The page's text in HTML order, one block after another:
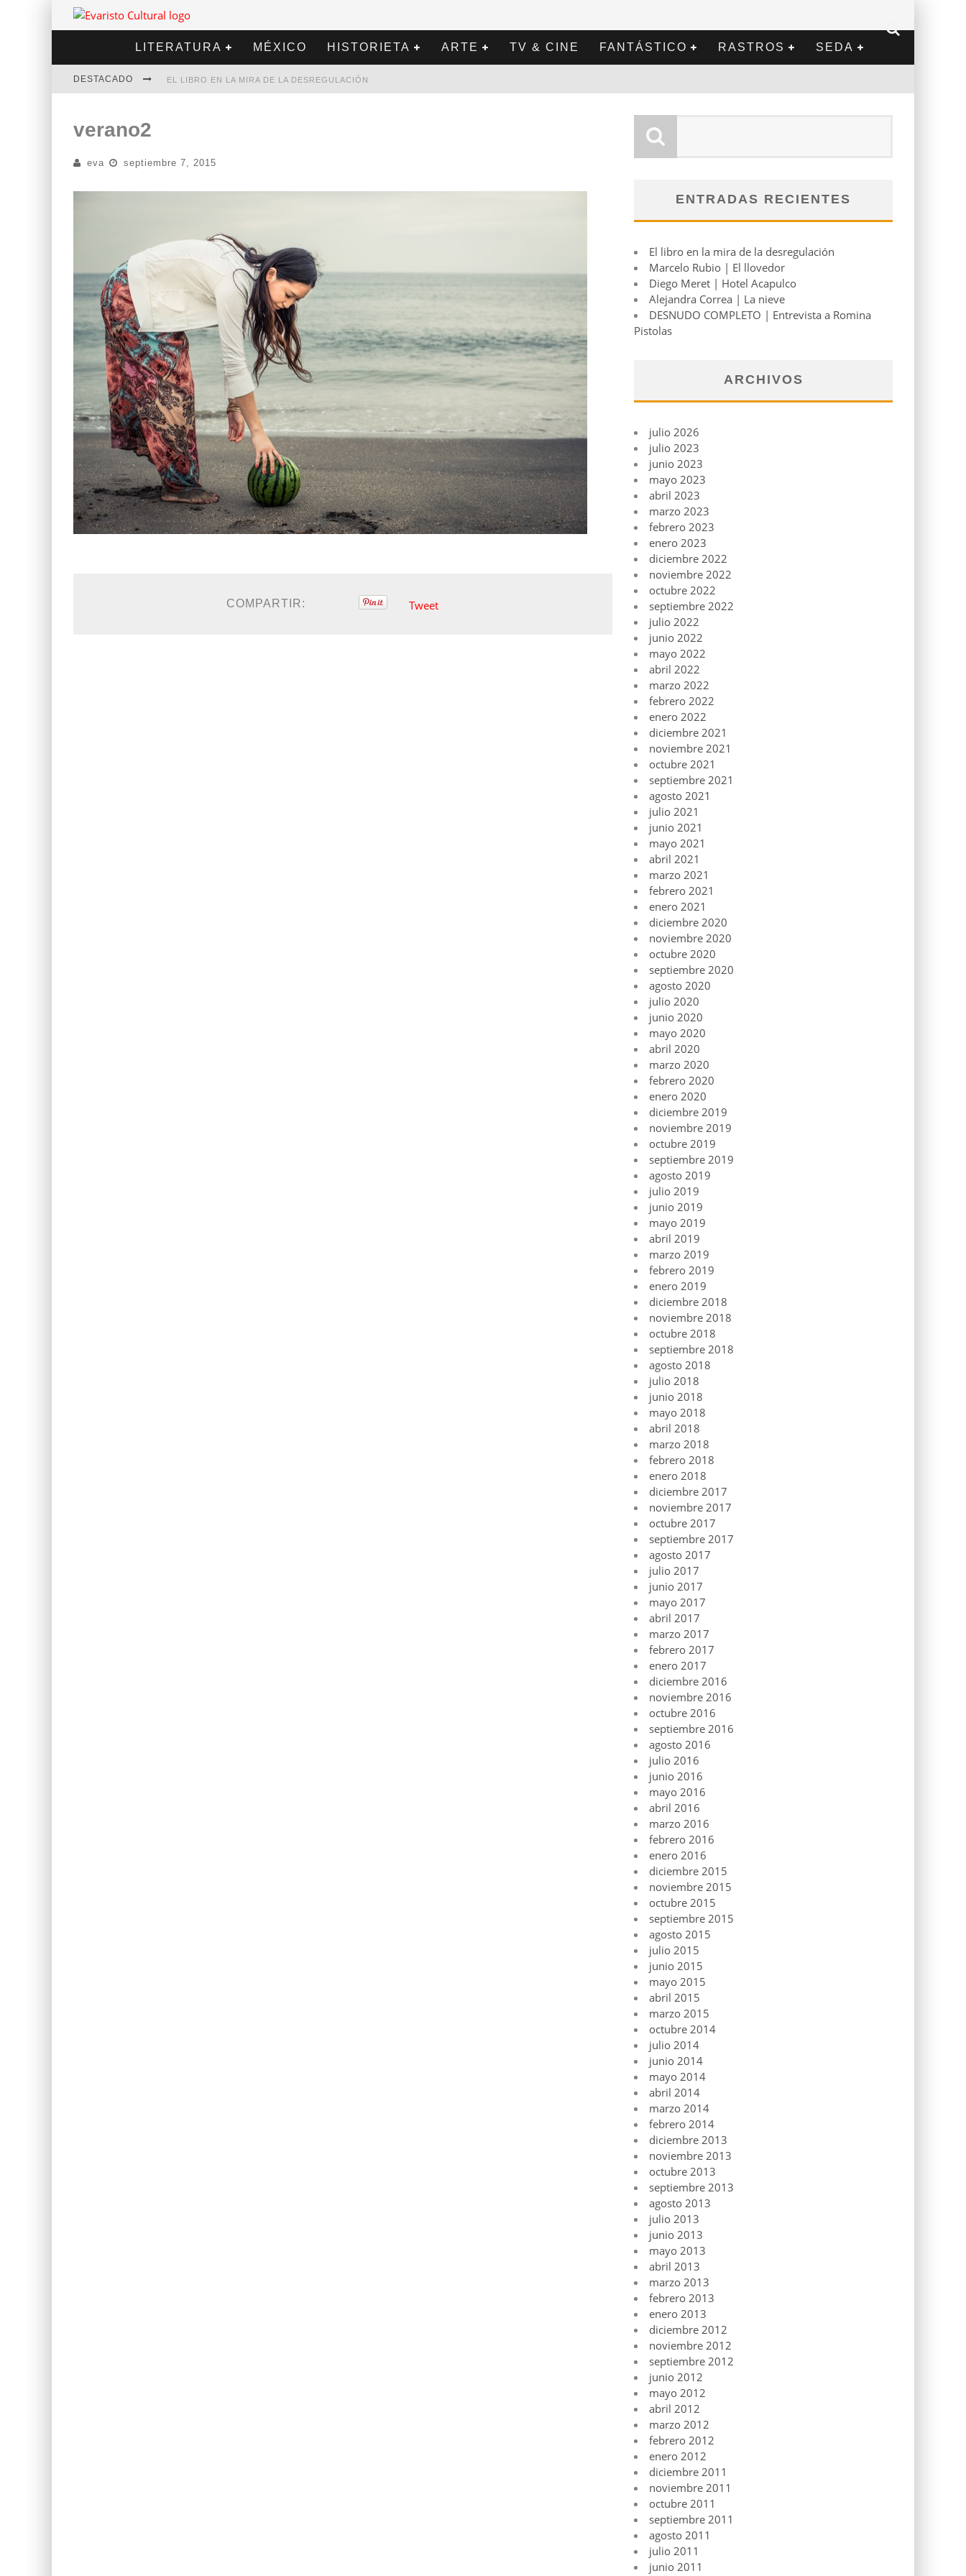
LITERATURA MÉXICO HISTORIETA ARTE TV & CINE FANTÁSTICO RASTROS SEDA
DESTACADO EL LIBRO EN LA MIRA DE LA DESREGULACIÓN
ALEJANDRA CORREA | LA NIEVE
verano2
eva septiembre 7, 2015
COMPARTIR: Tweet
ENTRADAS RECIENTES
El libro en la mira de la desregulación
Marcelo Rubio | El llovedor
Diego Meret | Hotel Acapulco
Alejandra Correa | La nieve
DESNUDO COMPLETO | Entrevista a Romina
Pistolas
ARCHIVOS
julio 2026
julio 2023
junio 2023
mayo 2023
abril 2023
marzo 2023
febrero 2023
enero 2023
diciembre 2022
noviembre 2022
octubre 2022
septiembre 2022
julio 2022
junio 2022
mayo 2022
abril 2022
marzo 2022
febrero 2022
enero 2022
diciembre 2021
noviembre 2021
octubre 2021
septiembre 2021
agosto 2021
julio 2021
junio 2021
mayo 2021
abril 2021
marzo 2021
febrero 2021
enero 2021
diciembre 2020
noviembre 2020
octubre 2020
septiembre 2020
agosto 2020
julio 2020
junio 2020
mayo 2020
abril 2020
marzo 2020
febrero 2020
enero 2020
diciembre 2019
noviembre 2019
octubre 2019
septiembre 2019
agosto 2019
julio 2019
junio 2019
mayo 2019
abril 2019
marzo 2019
febrero 2019
enero 2019
diciembre 2018
noviembre 2018
octubre 2018
septiembre 2018
agosto 2018
julio 2018
junio 2018
mayo 2018
abril 2018
marzo 2018
febrero 2018
enero 2018
diciembre 2017
noviembre 2017
octubre 2017
septiembre 2017
agosto 2017
julio 2017
junio 2017
mayo 2017
abril 2017
marzo 2017
febrero 2017
enero 2017
diciembre 2016
noviembre 2016
octubre 2016
septiembre 2016
agosto 2016
julio 2016
junio 2016
mayo 2016
abril 2016
marzo 2016
febrero 2016
enero 2016
diciembre 2015
noviembre 2015
octubre 2015
septiembre 2015
agosto 2015
julio 2015
junio 2015
mayo 2015
abril 2015
marzo 2015
octubre 2014
julio 2014
junio 2014
mayo 2014
abril 2014
marzo 2014
febrero 2014
diciembre 2013
noviembre 2013
octubre 2013
septiembre 2013
agosto 2013
julio 2013
junio 2013
mayo 2013
abril 2013
marzo 2013
febrero 2013
enero 2013
diciembre 2012
noviembre 2012
septiembre 2012
junio 2012
mayo 2012
abril 2012
marzo 2012
febrero 2012
enero 2012
diciembre 2011
noviembre 2011
octubre 2011
septiembre 2011
agosto 2011
julio 2011
junio 2011